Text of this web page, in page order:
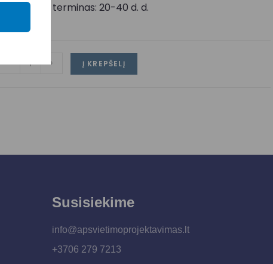
Pristatymo terminas: 20-40 d. d.
- + Į KREPŠELĮ
Susisiekime
info@apsvietimoprojektavimas.lt
+3706 279 7213